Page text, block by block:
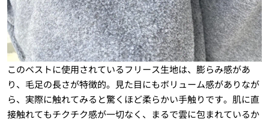
このベストに使用されているフリース生地は、膨らみ感があ
り、毛足の長さが特徴的。見た目にもボリューム感がありなが
ら、実際に触れてみると驚くほど柔らかい手触りです。肌に直
接触れてもチクチク感が一切なく、まるで雲に包まれているか